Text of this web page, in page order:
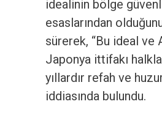
idealinin bölge
esaslarından
sürerek, “Bu ideal ve
Japonya ittifakı
yıllardır refah ve
iddiasında bulundu.